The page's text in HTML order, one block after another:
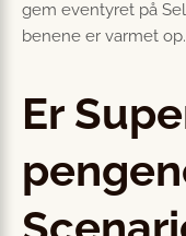
gem eventyret på
benene er varmet op.
Er